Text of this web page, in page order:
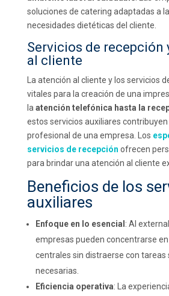
soluciones de catering adaptadas a
necesidades dietéticas del cliente.
Servicios de recepción
al cliente
La atención al cliente y los servicios
vitales para la creación de una
la atención telefónica hasta la
estos servicios auxiliares
profesional de una empresa. Los
servicios de recepción ofrecen
para brindar una atención al cliente
Beneficios de los
auxiliares
Enfoque en lo esencial : Al
empresas pueden concentrarse
centrales sin distraerse con tareas
necesarias.
Eficiencia operativa: La